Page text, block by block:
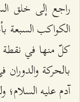
راجع إلى خلق
الكواكب السبعة
كلّ منها في
بالحركة
آدم عليه